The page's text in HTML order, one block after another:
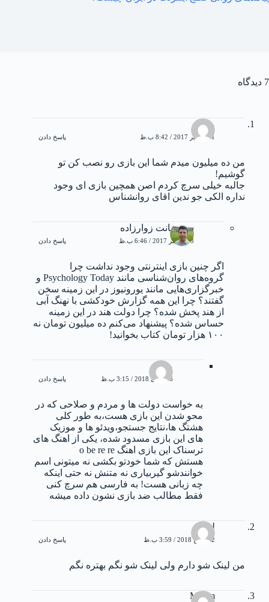
7 دیدگاه
مهلا
11 نوامبر 2017 / 8:42 ب.ظ پاسخ دادن
من ده میلیون میدم شما این بازی رو نصب کن تو
گوشیم!
جالبه خیلی سرچ کردم اصن همچین بازی ای وجود
نداره الکی جو ندین اقای روانشناس
سوشیانت زوارزاده
13 نوامبر 2017 / 6:46 ب.ظ پاسخ دادن
اگر چنین بازی اینترنتی وجود نداشت چرا
گروه‌های روان‌شناسی مانند Psychology Today و
خبرگزاری‌هایی مانند یورونیوز در این زمینه سخن
گفتند؟ چرا این همه گزارش خودکشی با نهنگ آبی
از هند پخش شده؟ چرا دولت هند در این زمینه
حساس شده؟ پیشنهاد می‌کنم ده میلیون تومان نه
۱۰۰ هزار تومان کتاب بخوانید!
میثم
6 جولای 2018 / 3:15 ب.ظ پاسخ دادن
به خواست دولت ها و مردم و صلاحی که در
محو شدن این بازی هست،به طور کلی
هشتگ ها،نتایج جستجو،ویدئو ها و موزیک
های این بازی مسدود شده، یکی از اهنگ های
ترسناک این بازی اهنگ o be re re
هستش که شما خودتو بکشی نه میتونی اسم
خوانندشو گیربیاری نه متنش نه حتی اینکه
چه زبانی هست! به فارسی هم سرچ کنی
فقط مطالب ضد بازی نشون داده میشه
لیلا
22 ژوئن 2018 / 3:59 ب.ظ پاسخ دادن
من لینک شو دارم ولی لینک شو نگم بهتره نگم
Missm